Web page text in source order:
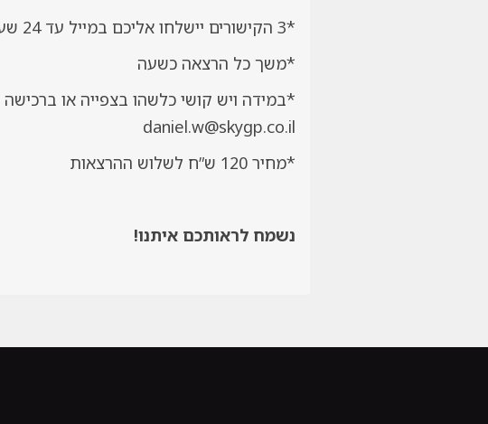
*3 הקישורים יישלחו אליכם במייל עד 24 שעות לאחר הרכישה ויהיו זמינים לצפייה עד כשבועיים לאחר הרכישה
*משך כל הרצאה כשעה
daniel.w@skygp.co.il
*מחיר 120 ש”ח לשלוש ההרצאות
נשמח לראותכם איתנו!